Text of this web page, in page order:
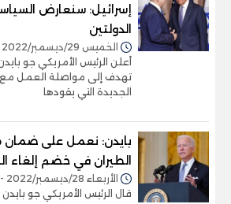
إسرائيل: سنعارض
الدولتين
الخميس 29/ديسمبر/2022 - 10:14 م
أعلن الرئيس الأمريكي جو
تهدف إلى مواصلة العمل مع
الجديدة التي يقودها
بايدن: نعمل على ضمان
الطيران في خضم إلغاء
الأربعاء 28/ديسمبر/2022 - 12:08 ص
قال الرئيس الأمريكي جو